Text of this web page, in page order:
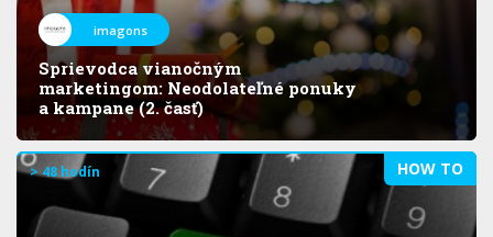
imagons
Sprievodca vianočným
marketingom: Neodolateľné ponuky
a kampane (2. časť)
HOW TO
> 48 hodín